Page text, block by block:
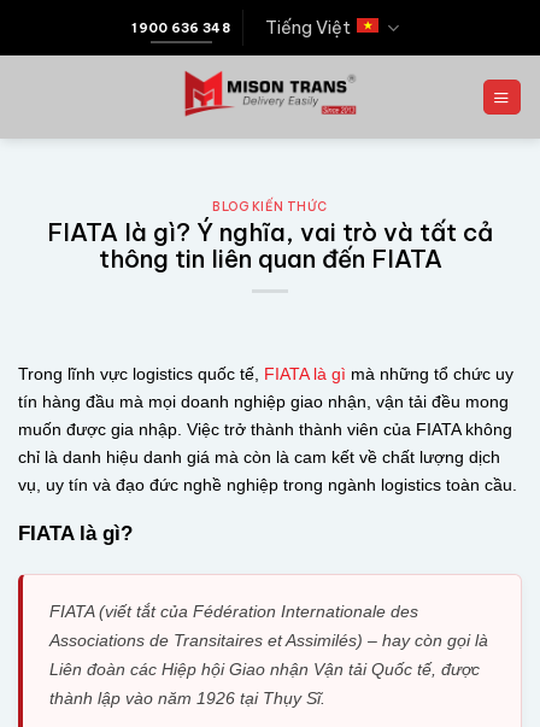
1900 636 348 Tiếng Việt
BLOG KIẾN THỨC
FIATA là gì? Ý nghĩa, vai trò và tất cả
thông tin liên quan đến FIATA
Trong lĩnh vực logistics quốc tế, FIATA là gì mà những tổ chức uy
tín hàng đầu mà mọi doanh nghiệp giao nhận, vận tải đều mong
muốn được gia nhập. Việc trở thành thành viên của FIATA không
chỉ là danh hiệu danh giá mà còn là cam kết về chất lượng dịch
vụ, uy tín và đạo đức nghề nghiệp trong ngành logistics toàn cầu.
FIATA là gì?
FIATA (viết tắt của Fédération Internationale des
Associations de Transitaires et Assimilés) – hay còn gọi là
Liên đoàn các Hiệp hội Giao nhận Vận tải Quốc tế, được
thành lập vào năm 1926 tại Thụy Sĩ.